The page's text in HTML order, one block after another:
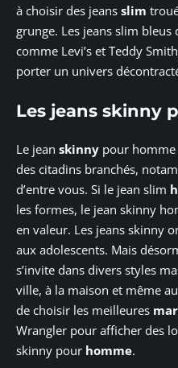
à choisir des jeans slim
grunge. Les jeans slim bleus
comme Levi’s et Teddy
porter un univers
Les jeans skinny
Le jean skinny pour
des citadins branchés,
d’entre vous. Si le jean slim
les formes, le jean skinny
en valeur. Les jeans skinny
aux adolescents. Mais
s’invite dans divers styles
ville, à la maison et même
de choisir les meilleures
Wrangler pour afficher des
skinny pour homme.